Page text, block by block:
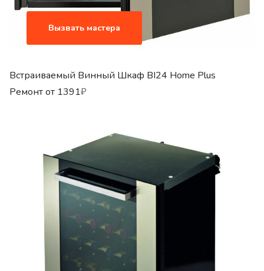
Вызвать мастера
Встраиваемый Винный Шкаф BI24 Home Plus
Ремонт от 1391₽